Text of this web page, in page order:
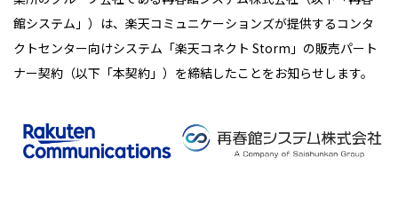
館システム」）は、楽天コミュニケーションズが提供するコンタ
クトセンター向けシステム「楽天コネクト Storm」の販売パート
ナー契約（以下「本契約」）を締結したことをお知らせします。